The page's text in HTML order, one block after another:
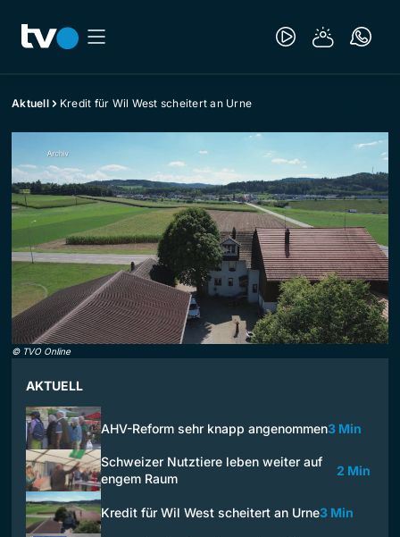
Aktuell Kredit für Wil West scheitert an Urne
© TVO Online
AKTUELL
AHV-Reform sehr knapp angenommen3 Min
Schweizer Nutztiere leben weiter auf
engem Raum
2 Min
Kredit für Wil West scheitert an Urne3 Min